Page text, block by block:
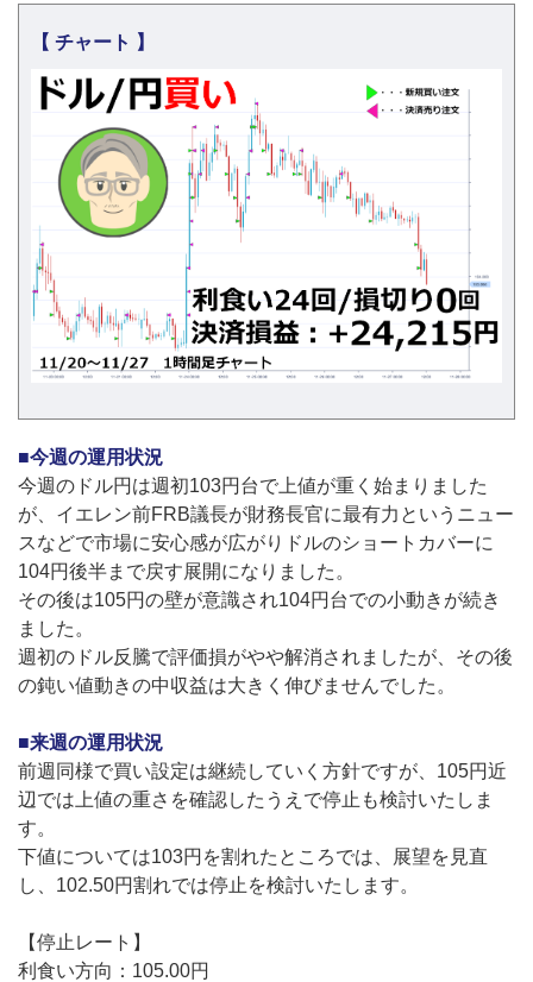
■今週の運用状況
今週のドル円は週初103円台で上値が重く始まりました
が、イエレン前FRB議長が財務長官に最有力というニュー
スなどで市場に安心感が広がりドルのショートカバーに
104円後半まで戻す展開になりました。
その後は105円の壁が意識され104円台での小動きが続き
ました。
週初のドル反騰で評価損がやや解消されましたが、その後
の鈍い値動きの中収益は大きく伸びませんでした。
■来週の運用状況
前週同様で買い設定は継続していく方針ですが、105円近
辺では上値の重さを確認したうえで停止も検討いたしま
す。
下値については103円を割れたところでは、展望を見直
し、102.50円割れでは停止を検討いたします。
【停止レート】
利食い方向：105.00円
【 チャート 】